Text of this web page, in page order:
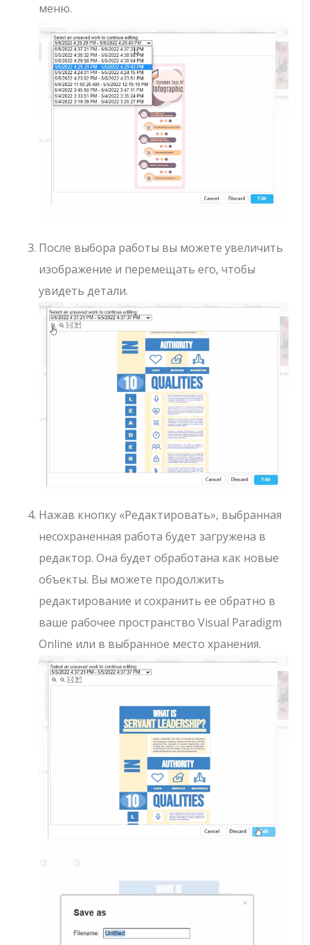
меню.
После выбора работы вы можете увеличить
изображение и перемещать его, чтобы
увидеть детали.
Нажав кнопку «Редактировать», выбранная
несохраненная работа будет загружена в
редактор. Она будет обработана как новые
объекты. Вы можете продолжить
редактирование и сохранить ее обратно в
ваше рабочее пространство Visual Paradigm
Online или в выбранное место хранения.